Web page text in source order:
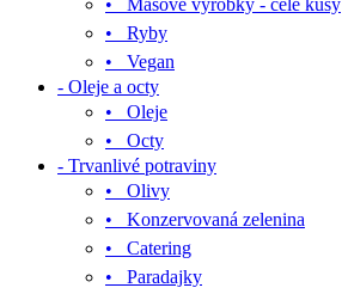
• Ryby
• Vegan
- Oleje a octy
• Oleje
• Octy
- Trvanlivé potraviny
• Olivy
• Konzervovaná zelenina
• Catering
• Paradajky